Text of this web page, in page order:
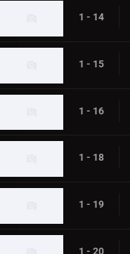
1 - 14
1 - 15
1 - 16
1 - 18
1 - 19
1 - 20